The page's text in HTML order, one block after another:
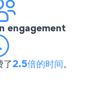
engagement
了2.5倍的时间。